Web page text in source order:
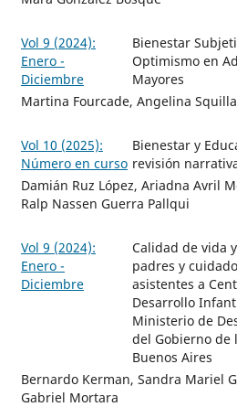
Vol 9 (2024):
Enero -
Diciembre
Bienestar
Optimismo en
Mayores
Martina Fourcade, Angelina
Vol 10 (2025):
Número en curso
Bienestar y
revisión
Damián Ruz López, Ariadna Avril
Ralp Nassen Guerra Pallqui
Vol 9 (2024):
Enero -
Diciembre
Calidad de vida
padres y
asistentes a
Desarrollo
Ministerio de
del Gobierno de
Buenos Aires
Bernardo Kerman, Sandra Mariel
Gabriel Mortara